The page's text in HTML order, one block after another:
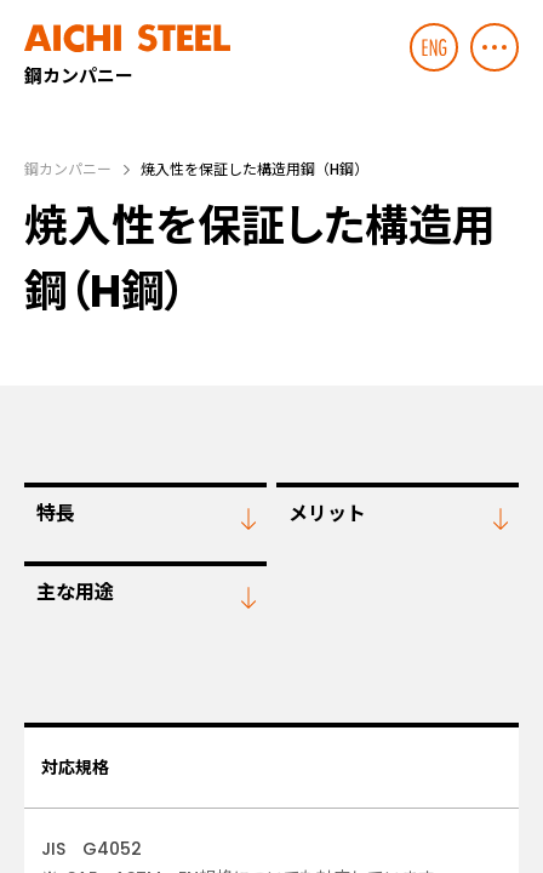
鋼カンパニー
鋼カンパニー 焼入性を保証した構造用鋼（H鋼）
焼入性を保証した構造用
鋼（H鋼）
特長 メリット
主な用途
対応規格
JIS G4052